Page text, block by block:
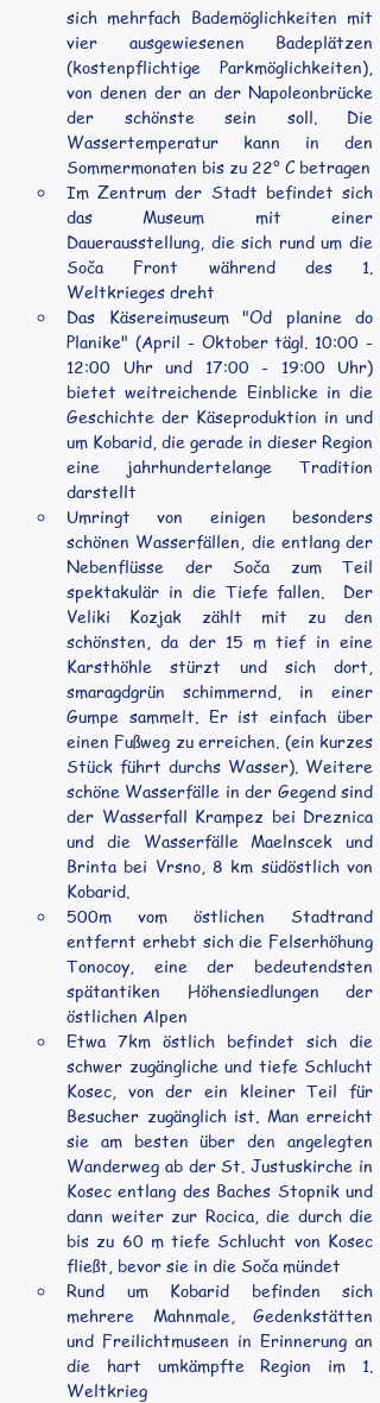
sich mehrfach Bademöglichkeiten mit
vier ausgewiesenen Badeplätzen
(kostenpflichtige Parkmöglichkeiten),
von denen der an der Napoleonbrücke
der schönste sein soll. Die
Wassertemperatur kann in den
Sommermonaten bis zu 22° C betragen
Im Zentrum der Stadt befindet sich
das Museum mit einer
Dauerausstellung, die sich rund um die
Soča Front während des 1.
Weltkrieges dreht
Das Käsereimuseum "Od planine do
Planike" (April - Oktober tägl. 10:00 -
12:00 Uhr und 17:00 - 19:00 Uhr)
bietet weitreichende Einblicke in die
Geschichte der Käseproduktion in und
um Kobarid, die gerade in dieser Region
eine jahrhundertelange Tradition
darstellt
Umringt von einigen besonders
schönen Wasserfällen, die entlang der
Nebenflüsse der Soča zum Teil
spektakulär in die Tiefe fallen.  Der
Veliki Kozjak zählt mit zu den
schönsten, da der 15 m tief in eine
Karsthöhle stürzt und sich dort,
smaragdgrün schimmernd, in einer
Gumpe sammelt. Er ist einfach über
einen Fußweg zu erreichen. (ein kurzes
Stück führt durchs Wasser). Weitere
schöne Wasserfälle in der Gegend sind
der Wasserfall Krampez bei Dreznica
und die Wasserfälle Maelnscek und
Brinta bei Vrsno, 8 km südöstlich von
Kobarid.
500m vom östlichen Stadtrand
entfernt erhebt sich die Felserhöhung
Tonocoy, eine der bedeutendsten
spätantiken Höhensiedlungen der
östlichen Alpen
Etwa 7km östlich befindet sich die
schwer zugängliche und tiefe Schlucht
Kosec, von der ein kleiner Teil für
Besucher zugänglich ist. Man erreicht
sie am besten über den angelegten
Wanderweg ab der St. Justuskirche in
Kosec entlang des Baches Stopnik und
dann weiter zur Rocica, die durch die
bis zu 60 m tiefe Schlucht von Kosec
fließt, bevor sie in die Soča mündet
Rund um Kobarid befinden sich
mehrere Mahnmale, Gedenkstätten
und Freilichtmuseen in Erinnerung an
die hart umkämpfte Region im 1.
Weltkrieg